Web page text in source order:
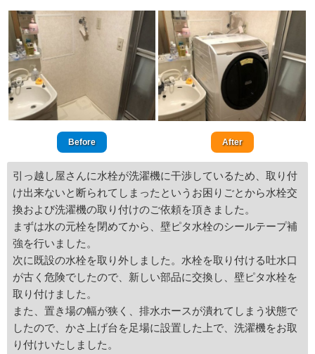
Before After
引っ越し屋さんに水栓が洗濯機に干渉しているため、取り付
け出来ないと断られてしまったというお困りごとから水栓交
換および洗濯機の取り付けのご依頼を頂きました。
まずは水の元栓を閉めてから、壁ピタ水栓のシールテープ補
強を行いました。
次に既設の水栓を取り外しました。水栓を取り付ける吐水口
が古く危険でしたので、新しい部品に交換し、壁ピタ水栓を
取り付けました。
また、置き場の幅が狭く、排水ホースが潰れてしまう状態で
したので、かさ上げ台を足場に設置した上で、洗濯機をお取
り付けいたしました。